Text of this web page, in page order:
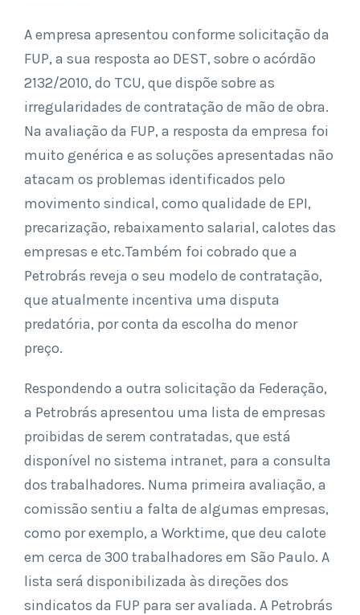
A empresa apresentou conforme solicitação da
FUP, a sua resposta ao DEST, sobre o acórdão
2132/2010, do TCU, que dispõe sobre as
irregularidades de contratação de mão de obra.
Na avaliação da FUP, a resposta da empresa foi
muito genérica e as soluções apresentadas não
atacam os problemas identificados pelo
movimento sindical, como qualidade de EPI,
precarização, rebaixamento salarial, calotes das
empresas e etc.Também foi cobrado que a
Petrobrás reveja o seu modelo de contratação,
que atualmente incentiva uma disputa
predatória, por conta da escolha do menor
preço.
Respondendo a outra solicitação da Federação,
a Petrobrás apresentou uma lista de empresas
proibidas de serem contratadas, que está
disponível no sistema intranet, para a consulta
dos trabalhadores. Numa primeira avaliação, a
comissão sentiu a falta de algumas empresas,
como por exemplo, a Worktime, que deu calote
em cerca de 300 trabalhadores em São Paulo. A
lista será disponibilizada às direções dos
sindicatos da FUP para ser avaliada. A Petrobrás